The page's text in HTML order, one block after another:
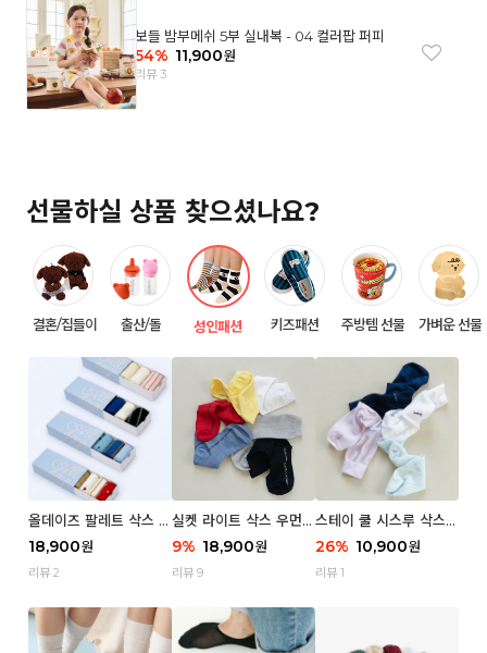
보들 밤부메쉬 5부 실내복 - 04 컬러팝 퍼피
54% 11,900원
리뷰 3
선물하실 상품 찾으셨나요?
결혼/집들이 출산/돌 성인패션 키즈패션 주방템 선물 가벼운 선물
올데이즈 팔레트 삭스 우
먼 5P
18,900원
리뷰 2
실켓 라이트 삭스 우먼 3
P
9% 18,900원
리뷰 9
스테이 쿨 시스루 삭스
우먼 2P
26% 10,900원
리뷰 1